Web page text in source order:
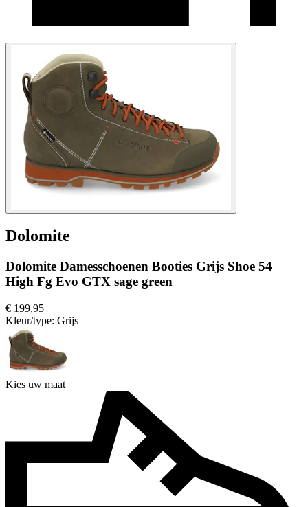
Dolomite
Dolomite Damesschoenen Booties Grijs Shoe 54
High Fg Evo GTX sage green
€ 199,95
Kleur/type: Grijs
Kies uw maat